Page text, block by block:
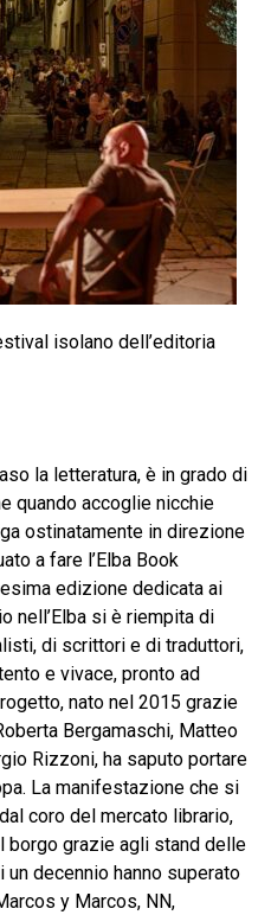
isolano dell’editoria
la letteratura, è in grado di
quando accoglie nicchie
ostinatamente in direzione
a fare l’Elba Book
edizione dedicata ai
nell’Elba si è riempita di
di scrittori e di traduttori,
e vivace, pronto ad
nato nel 2015 grazie
Bergamaschi, Matteo
Rizzoni, ha saputo portare
La manifestazione che si
coro del mercato librario,
borgo grazie agli stand delle
decennio hanno superato
y Marcos, NN,